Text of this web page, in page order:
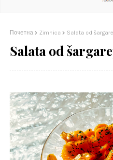
Почетна Zimnica Salata od
Salata od